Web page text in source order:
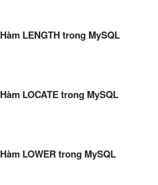
Hàm LENGTH trong MySQL
Hàm LOCATE trong MySQL
Hàm LOWER trong MySQL